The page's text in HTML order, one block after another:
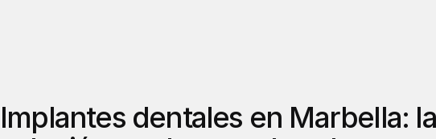
Implantes dentales en Marbella: la